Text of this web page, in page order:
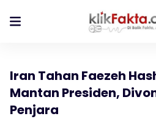
Iran Tahan Faezeh
Mantan Presiden,
Penjara